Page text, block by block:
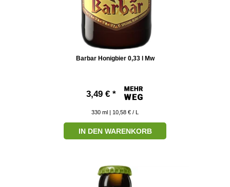
Barbar Honigbier 0,33 l Mw
3,49 € *
330 ml | 10,58 € / L
IN DEN WARENKORB